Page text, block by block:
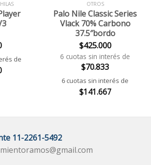
de
OTROS
Palo Nile Classic Series
Vlack 70% Carbono
37.5″bordo
$425.000
6 cuotas sin interés de
$70.833
6 cuotas sin interés de
$141.667
11-2261-5492